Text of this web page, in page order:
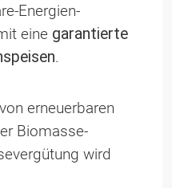
Energien-
eine garantierte
.
erneuerbaren
Biomasse-
wird